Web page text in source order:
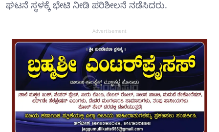
ಘಟನೆ ಸ್ಥಳಕ್ಕೆ ಭೇಟಿ ನೀಡಿ ಪರಿಶೀಲನೆ ನಡೆಸಿದರು.
Advertisement